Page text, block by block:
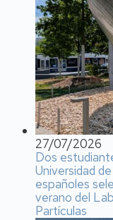
27/07/2026
Dos
Universidad
españoles
verano del
Partículas